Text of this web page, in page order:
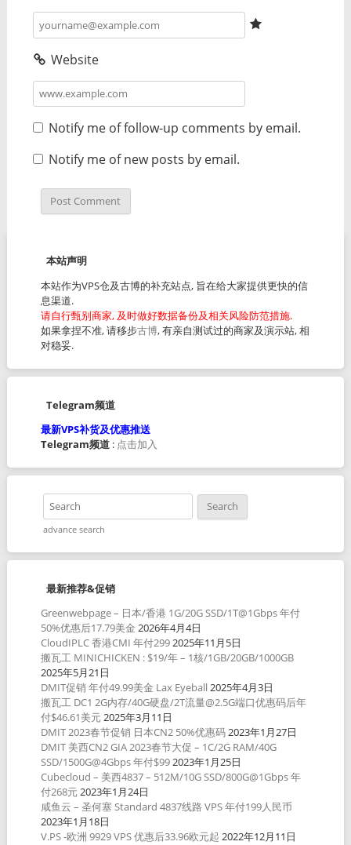
Website
Notify me of follow-up comments by email.
Notify me of new posts by email.
本站声明
本站作为VPS仓及古博的补充站点, 旨在给大家提供更快的信
息渠道.
请自行甄别商家, 及时做好数据备份及相关风险防范措施.
如果拿捏不准, 请移步古博, 有亲自测试过的商家及演示站, 相
对稳妥.
Telegram频道
最新VPS补货及优惠推送
Telegram频道: 点击加入
advance search
最新推荐&促销
Greenwebpage – 日本/香港 1G/20G SSD/1T@1Gbps 年付
50%优惠后17.79美金 2026年4月4日
CloudIPLC 香港CMI 年付2992025年11月5日
搬瓦工 MINICHICKEN : $19/年 – 1核/1GB/20GB/1000GB
2025年5月21日
DMIT促销 年付49.99美金 Lax Eyeball 2025年4月3日
搬瓦工 DC1 2G内存/40G硬盘/2T流量@2.5G端口优惠码后年
付$46.61美元2025年3月11日
DMIT 2023春节促销 日本CN2 50%优惠码2023年1月27日
DMIT 美西CN2 GIA 2023春节大促 – 1C/2G RAM/40G
SSD/1500G@4Gbps 年付$992023年1月25日
Cubecloud – 美西4837 – 512M/10G SSD/800G@1Gbps 年
付268元2023年1月24日
咸鱼云 – 圣何塞 Standard 4837线路 VPS 年付199人民币
2023年1月18日
V.PS -欧洲 9929 VPS 优惠后33.96欧元起 2022年12月11日